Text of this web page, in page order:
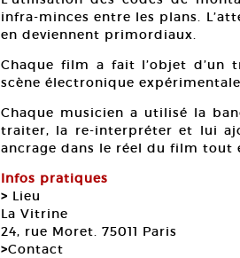
infra-minces entre les plans.
en deviennent primordiaux.
Chaque film a fait l’objet d’un
scène électronique
Chaque musicien a utilisé la
traiter, la re-interpréter et lui
ancrage dans le réel du film tout
Infos pratiques
> Lieu
La Vitrine
24, rue Moret. 75011 Paris
>Contact